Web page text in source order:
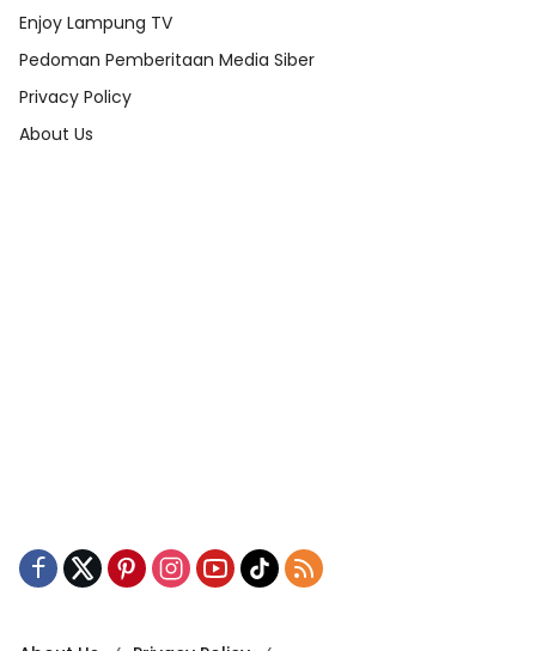
Enjoy Lampung TV
Pedoman Pemberitaan Media Siber
Privacy Policy
About Us